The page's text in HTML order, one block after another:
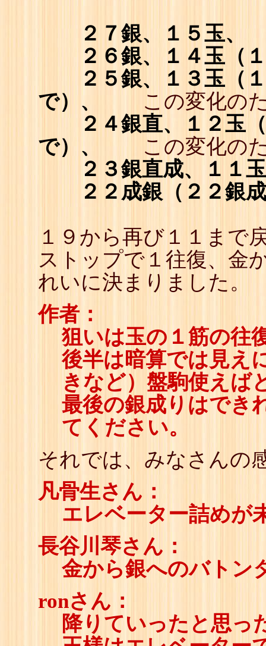
２７銀、１５玉、
２６銀、１４玉（
２５銀、１３玉（
で）、
この変化のた
２４銀直、１２玉
で）、
この変化のた
２３銀直成、１１
２２成銀（２２銀
１９から再び１１まで
ストップで１往復、金
れいに決まりました。
作者：
狙いは玉の１筋の往
後半は暗算では見え
きなど）盤駒使えば
最後の銀成りはでき
てください。
それでは、みなさんの
凡骨生さん：
エレベーター詰めが
長谷川琴さん：
金から銀へのバトン
ronさん：
降りていったと思っ